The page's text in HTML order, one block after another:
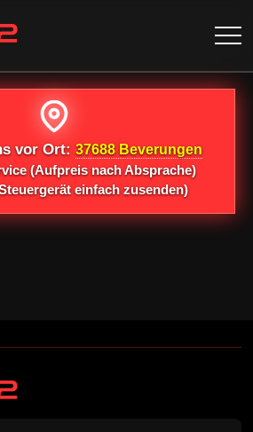
vor Ort: 37688 Beverungen
(Aufpreis nach Absprache)
einfach zusenden)